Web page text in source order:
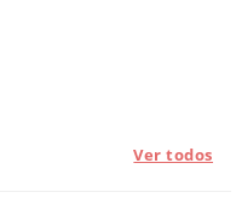
Ver todos